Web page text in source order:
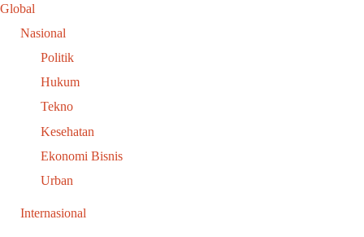
Global
Nasional
Politik
Hukum
Tekno
Kesehatan
Ekonomi Bisnis
Urban
Internasional